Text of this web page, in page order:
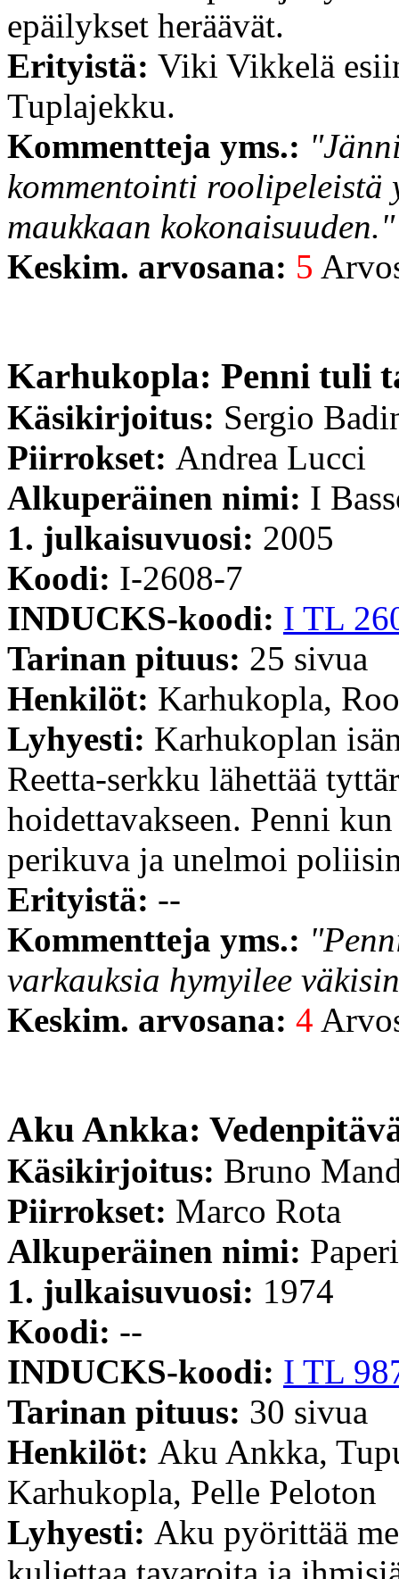
epäilykset heräävät.
Erityistä: Viki Vikkelä
Tuplajekku.
Kommentteja yms.:
kommentointi roolipeleistä
maukkaan kokonaisuuden."
Keskim. arvosana: 5
Karhukopla: Penni tuli
Käsikirjoitus: Sergio
Piirrokset: Andrea Lucci
Alkuperäinen nimi: I
1. julkaisuvuosi: 2005
Koodi: I-2608-7
INDUCKS-koodi: I TL
Tarinan pituus: 25 sivua
Henkilöt: Karhukopla,
Lyhyesti: Karhukoplan
Reetta-serkku lähettää
hoidettavakseen. Penni
perikuva ja unelmoi
Erityistä: --
Kommentteja yms.:
varkauksia hymyilee
Keskim. arvosana: 4
Aku Ankka:
Käsikirjoitus: Bruno
Piirrokset: Marco Rota
Alkuperäinen nimi:
1. julkaisuvuosi: 1974
Koodi: --
INDUCKS-koodi: I TL
Tarinan pituus: 30 sivua
Henkilöt: Aku Ankka,
Karhukopla, Pelle Peloton
Lyhyesti: Aku pyörittää